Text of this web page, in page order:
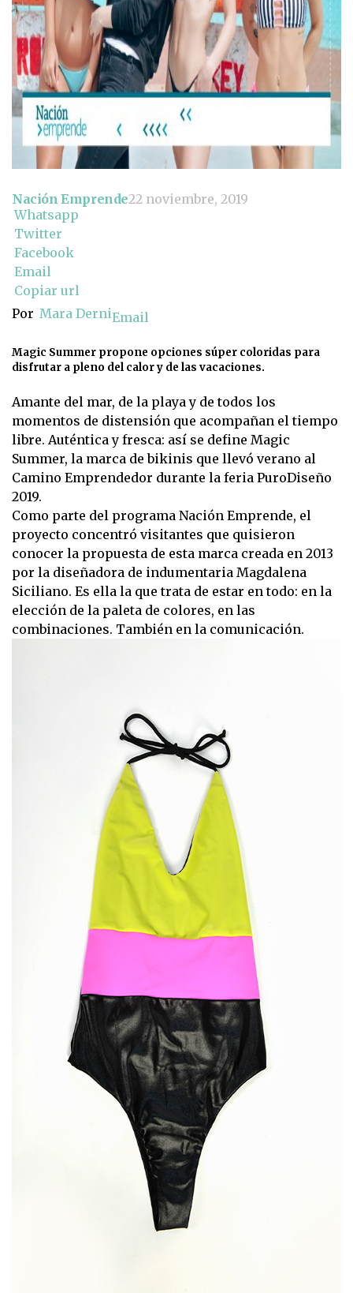
Nación Emprende22 noviembre, 2019
Whatsapp
Twitter
Facebook
Email
Copiar url
Por Mara DerniEmail
Magic Summer propone opciones súper coloridas para
disfrutar a pleno del calor y de las vacaciones.
Amante del mar, de la playa y de todos los
momentos de distensión que acompañan el tiempo
libre. Auténtica y fresca: así se define Magic
Summer, la marca de bikinis que llevó verano al
Camino Emprendedor durante la feria PuroDiseño
2019.
Como parte del programa Nación Emprende, el
proyecto concentró visitantes que quisieron
conocer la propuesta de esta marca creada en 2013
por la diseñadora de indumentaria Magdalena
Siciliano. Es ella la que trata de estar en todo: en la
elección de la paleta de colores, en las
combinaciones. También en la comunicación.